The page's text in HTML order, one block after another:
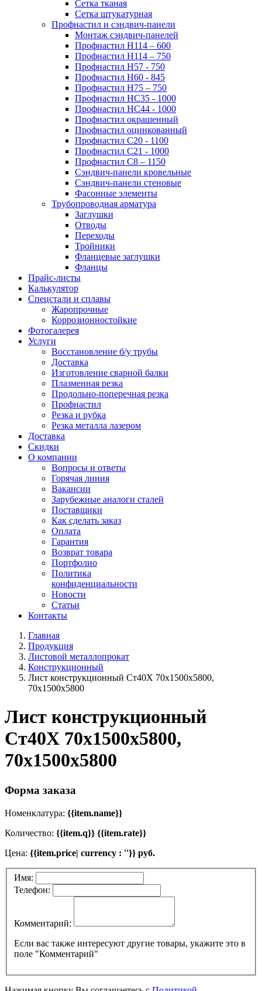
Сетка тканая
Сетка штукатурная
Профнастил и сэндвич-панели
Монтаж сэндвич-панелей
Профнастил Н114 – 600
Профнастил Н114 – 750
Профнастил Н57 - 750
Профнастил Н60 - 845
Профнастил Н75 – 750
Профнастил НС35 - 1000
Профнастил НС44 - 1000
Профнастил окрашенный
Профнастил оцинкованный
Профнастил С20 - 1100
Профнастил С21 - 1000
Профнастил С8 – 1150
Сэндвич-панели кровельные
Сэндвич-панели стеновые
Фасонные элементы
Трубопроводная арматура
Заглушки
Отводы
Переходы
Тройники
Фланцевые заглушки
Фланцы
Прайс-листы
Калькулятор
Спецстали и сплавы
Жаропрочные
Коррозионностойкие
Фотогалерея
Услуги
Восстановление б/у трубы
Доставка
Изготовление сварной балки
Плазменная резка
Продольно-поперечная резка
Профнастил
Резка и рубка
Резка металла лазером
Доставка
Скидки
О компании
Вопросы и ответы
Горячая линия
Вакансии
Зарубежные аналоги сталей
Поставщики
Как сделать заказ
Оплата
Гарантия
Возврат товара
Портфолио
Политика
конфиденциальности
Новости
Статьи
Контакты
Главная
Продукция
Листовой металлопрокат
Конструкционный
Лист конструкционный Ст40Х 70х1500х5800,
70х1500х5800
Лист конструкционный
Ст40Х 70х1500х5800,
70х1500х5800
Форма заказа
Номенклатура: {{item.name}}
Количество: {{item.q}} {{item.rate}}
Цена: {{item.price| currency : ''}} руб.
Имя:
Телефон:
Комментарий:
Если вас также интересуют другие товары, укажите это в
поле "Комментарий"